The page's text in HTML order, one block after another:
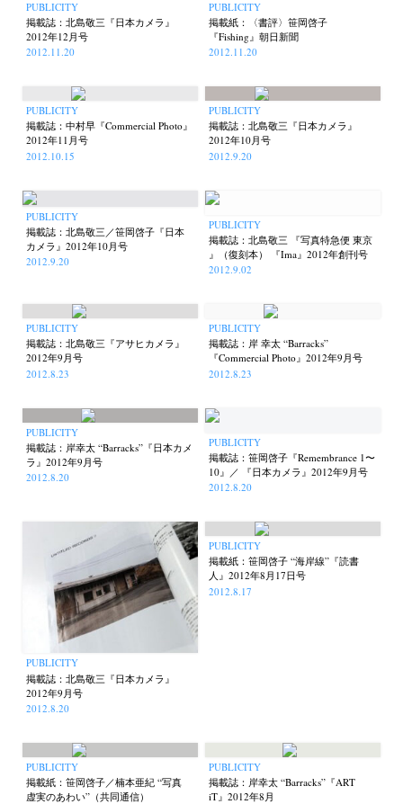
PUBLICITY
掲載誌：北島敬三『日本カメラ』
2012年12月号
2012.11.20
PUBLICITY
掲載紙：〈書評〉笹岡啓子
『Fishing』朝日新聞
2012.11.20
PUBLICITY
掲載誌：中村早『Commercial Photo』
2012年11月号
2012.10.15
PUBLICITY
掲載誌：北島敬三『日本カメラ』
2012年10月号
2012.9.20
PUBLICITY
掲載誌：北島敬三／笹岡啓子『日本
カメラ』2012年10月号
2012.9.20
PUBLICITY
掲載誌：北島敬三 『写真特急便 東京
』（復刻本） 『Ima』2012年創刊号
2012.9.02
PUBLICITY
掲載誌：北島敬三『アサヒカメラ』
2012年9月号
2012.8.23
PUBLICITY
掲載誌：岸 幸太 “Barracks”
『Commercial Photo』2012年9月号
2012.8.23
PUBLICITY
掲載誌：岸幸太 “Barracks”『日本カメ
ラ』2012年9月号
2012.8.20
PUBLICITY
掲載誌：笹岡啓子『Remembrance 1〜
10』／ 『日本カメラ』2012年9月号
2012.8.20
PUBLICITY
掲載誌：北島敬三『日本カメラ』
2012年9月号
2012.8.20
PUBLICITY
掲載紙：笹岡啓子 “海岸線”『読書
人』2012年8月17日号
2012.8.17
PUBLICITY
掲載紙：笹岡啓子／楠本亜紀 “写真
虚実のあわい”（共同通信）
PUBLICITY
掲載誌：岸幸太 “Barracks”『ART
iT』2012年8月